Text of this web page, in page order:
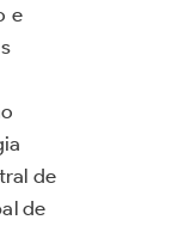
e
de
de